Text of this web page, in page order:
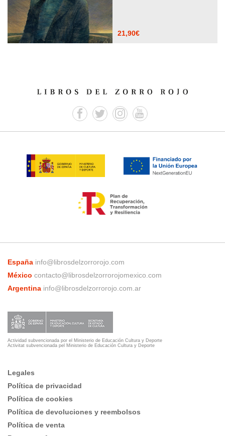
21,90€
España info@librosdelzorrorojo.com
México contacto@librosdelzorrorojomexico.com
Argentina info@librosdelzorrorojo.com.ar
Actividad subvencionada por el Ministerio de Educación Cultura y Deporte
Activitat subvencionada pel Ministerio de Educación Cultura y Deporte
Legales
Política de privacidad
Política de cookies
Política de devoluciones y reembolsos
Política de venta